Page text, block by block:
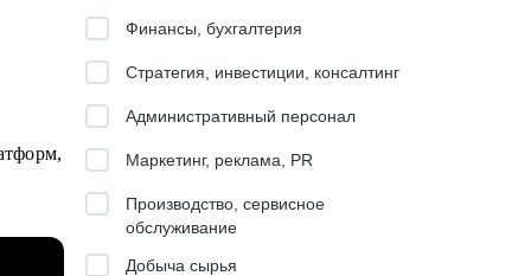
Финансы, бухгалтерия
Стратегия, инвестиции, консалтинг
Административный персонал
Маркетинг, реклама, PR
Производство, сервисное
обслуживание
Добыча сырья